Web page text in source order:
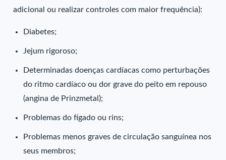
adicional ou realizar controles com maior frequência):
Diabetes;
Jejum rigoroso;
Determinadas doenças cardíacas como perturbações
do ritmo cardíaco ou dor grave do peito em repouso
(angina de Prinzmetal);
Problemas do fígado ou rins;
Problemas menos graves de circulação sanguínea nos
seus membros;